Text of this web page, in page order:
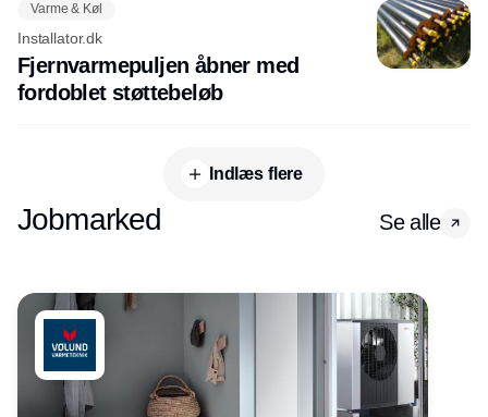
Varme & Køl
Installator.dk
Fjernvarmepuljen åbner med
fordoblet støttebeløb
Indlæs flere
Jobmarked Se alle